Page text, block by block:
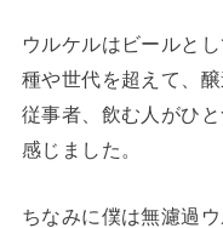
ウルケルはビールと
種や世代を超えて、
従事者、飲む人がひ
感じました。
ちなみに僕は無濾過